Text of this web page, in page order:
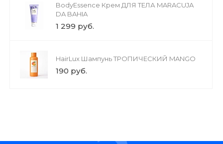
BodyEssence Крем ДЛЯ ТЕЛА MARACUJA
DA BAHIA
1 299 руб.
HairLux Шампунь ТРОПИЧЕСКИЙ MANGO
190 руб.